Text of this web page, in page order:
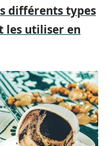
différents types
les utiliser en